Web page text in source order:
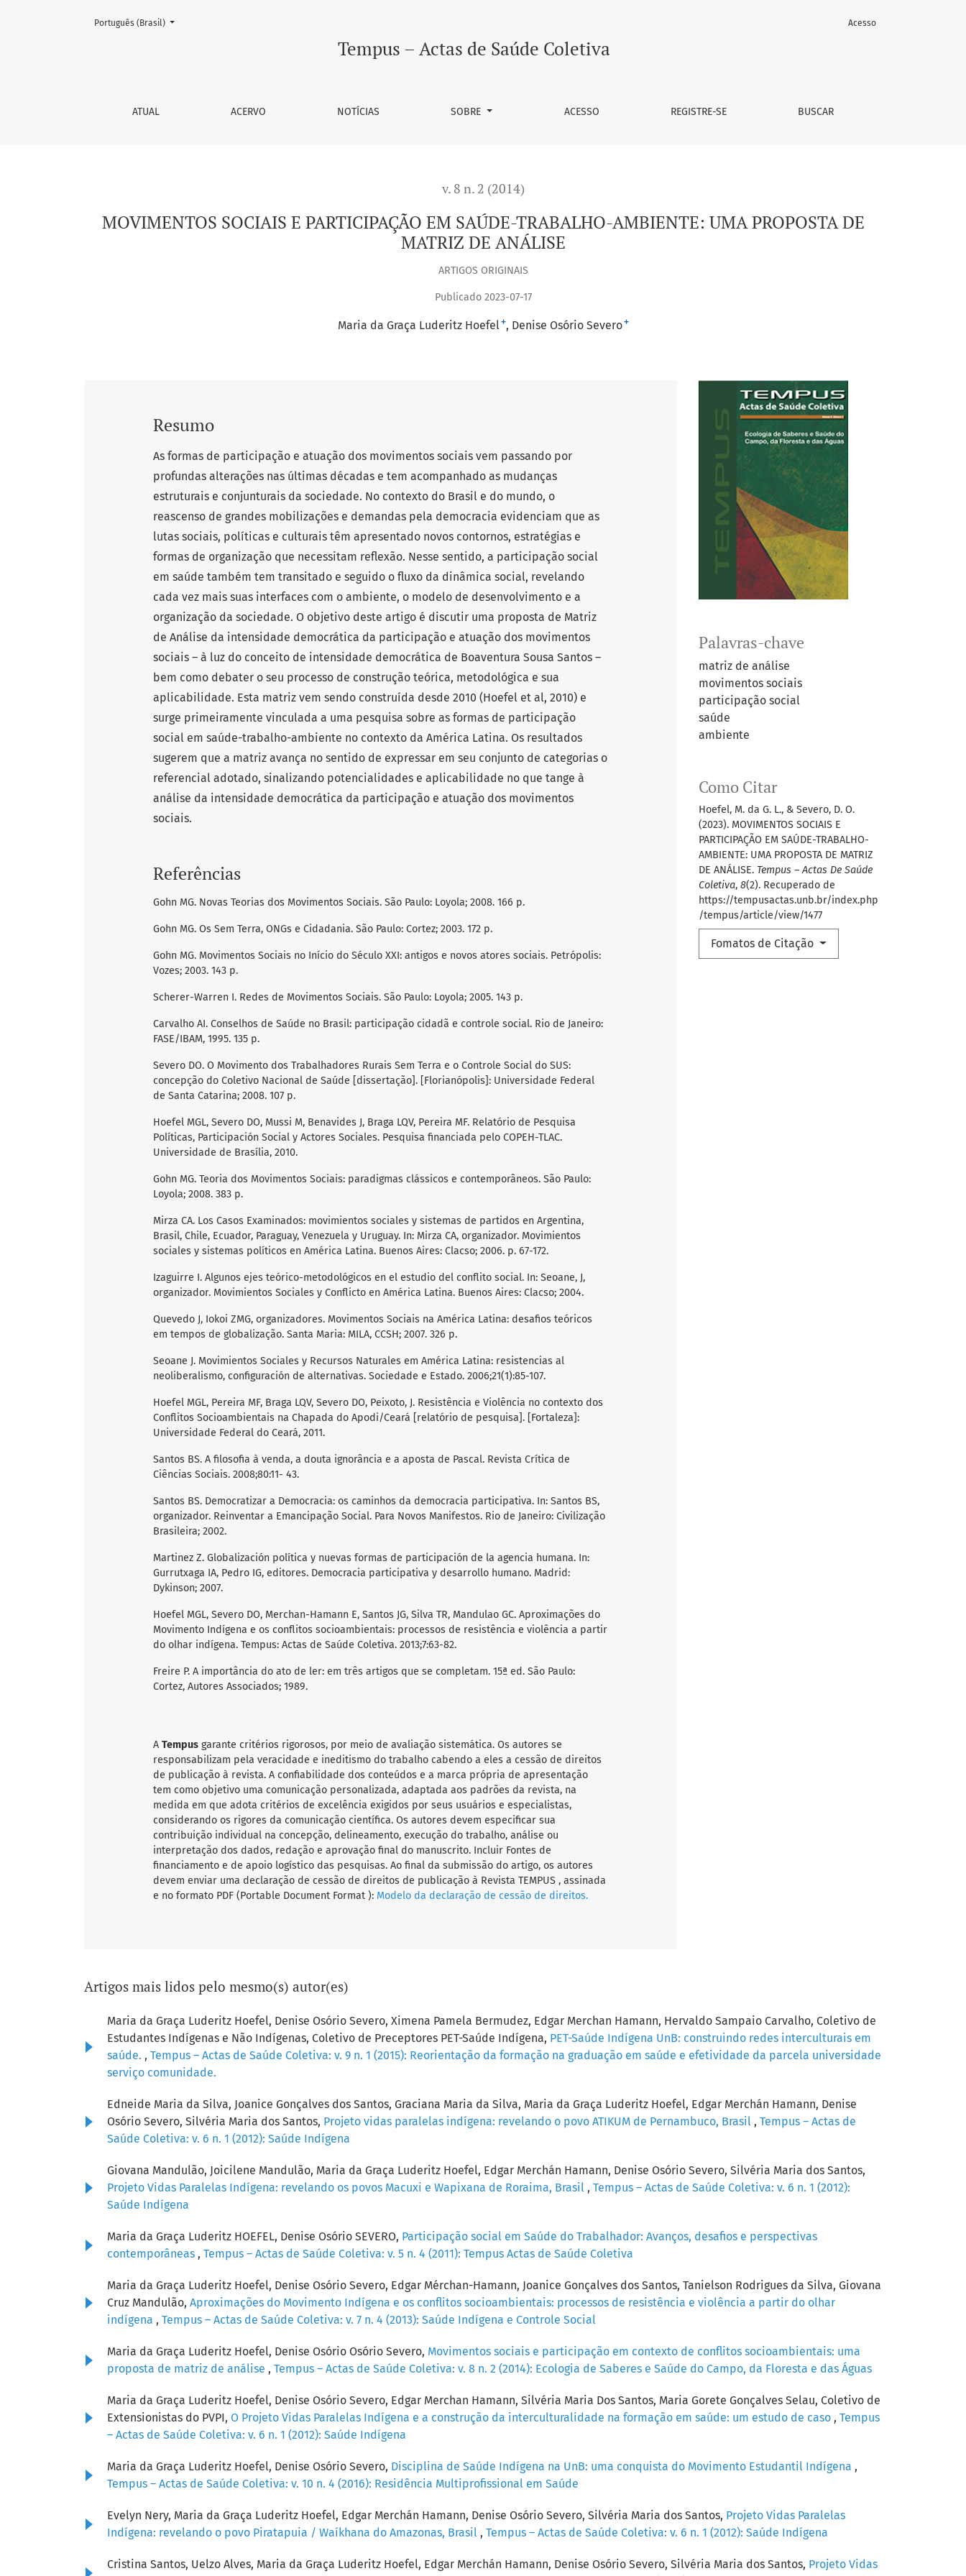
MOVIMENTOS SOCIAIS E PARTICIPAÇÃO EM SAÚDE-TRABALHO-AMBIENTE: UMA PROPOSTA DE MATRIZ DE ANÁLISE
Tempus – Actas de Saúde Coletiva
ATUAL ACERVO NOTÍCIAS SOBRE ACESSO REGISTRE-SE BUSCAR
Acesso
Mudar o idioma. O atual é:
Português (Brasil)
v. 8 n. 2 (2014)
MOVIMENTOS SOCIAIS E PARTICIPAÇÃO EM SAÚDE-TRABALHO-AMBIENTE: UMA PROPOSTA DE
MATRIZ DE ANÁLISE
ARTIGOS ORIGINAIS
Publicado 2023-07-17
Maria da Graça Luderitz Hoefel+ Denise Osório Severo+
Palavras-chave
matriz de análise
movimentos sociais
participação social
saúde
ambiente
Como Citar
Hoefel, M. da G. L., & Severo, D. O.
(2023). MOVIMENTOS SOCIAIS E
PARTICIPAÇÃO EM SAÚDE-TRABALHO-
AMBIENTE: UMA PROPOSTA DE MATRIZ
DE ANÁLISE. Tempus – Actas De Saúde
Coletiva, 8(2). Recuperado de
https://tempusactas.unb.br/index.php
/tempus/article/view/1477
Fomatos de Citação
Resumo
As formas de participação e atuação dos movimentos sociais vem passando por
profundas alterações nas últimas décadas e tem acompanhado as mudanças
estruturais e conjunturais da sociedade. No contexto do Brasil e do mundo, o
reascenso de grandes mobilizações e demandas pela democracia evidenciam que as
lutas sociais, políticas e culturais têm apresentado novos contornos, estratégias e
formas de organização que necessitam reflexão. Nesse sentido, a participação social
em saúde também tem transitado e seguido o fluxo da dinâmica social, revelando
cada vez mais suas interfaces com o ambiente, o modelo de desenvolvimento e a
organização da sociedade. O objetivo deste artigo é discutir uma proposta de Matriz
de Análise da intensidade democrática da participação e atuação dos movimentos
sociais – à luz do conceito de intensidade democrática de Boaventura Sousa Santos –
bem como debater o seu processo de construção teórica, metodológica e sua
aplicabilidade. Esta matriz vem sendo construída desde 2010 (Hoefel et al, 2010) e
surge primeiramente vinculada a uma pesquisa sobre as formas de participação
social em saúde-trabalho-ambiente no contexto da América Latina. Os resultados
sugerem que a matriz avança no sentido de expressar em seu conjunto de categorias o
referencial adotado, sinalizando potencialidades e aplicabilidade no que tange à
análise da intensidade democrática da participação e atuação dos movimentos
sociais.
Referências
Gohn MG. Novas Teorias dos Movimentos Sociais. São Paulo: Loyola; 2008. 166 p.
Gohn MG. Os Sem Terra, ONGs e Cidadania. São Paulo: Cortez; 2003. 172 p.
Gohn MG. Movimentos Sociais no Início do Século XXI: antigos e novos atores sociais. Petrópolis:
Vozes; 2003. 143 p.
Scherer-Warren I. Redes de Movimentos Sociais. São Paulo: Loyola; 2005. 143 p.
Carvalho AI. Conselhos de Saúde no Brasil: participação cidadã e controle social. Rio de Janeiro:
FASE/IBAM, 1995. 135 p.
Severo DO. O Movimento dos Trabalhadores Rurais Sem Terra e o Controle Social do SUS:
concepção do Coletivo Nacional de Saúde [dissertação]. [Florianópolis]: Universidade Federal
de Santa Catarina; 2008. 107 p.
Hoefel MGL, Severo DO, Mussi M, Benavides J, Braga LQV, Pereira MF. Relatório de Pesquisa
Políticas, Participación Social y Actores Sociales. Pesquisa financiada pelo COPEH-TLAC.
Universidade de Brasília, 2010.
Gohn MG. Teoria dos Movimentos Sociais: paradigmas clássicos e contemporâneos. São Paulo:
Loyola; 2008. 383 p.
Mirza CA. Los Casos Examinados: movimientos sociales y sistemas de partidos en Argentina,
Brasil, Chile, Ecuador, Paraguay, Venezuela y Uruguay. In: Mirza CA, organizador. Movimientos
sociales y sistemas políticos en América Latina. Buenos Aires: Clacso; 2006. p. 67-172.
Izaguirre I. Algunos ejes teórico-metodológicos en el estudio del conflito social. In: Seoane, J,
organizador. Movimientos Sociales y Conflicto en América Latina. Buenos Aires: Clacso; 2004.
Quevedo J, Iokoi ZMG, organizadores. Movimentos Sociais na América Latina: desafios teóricos
em tempos de globalização. Santa Maria: MILA, CCSH; 2007. 326 p.
Seoane J. Movimientos Sociales y Recursos Naturales em América Latina: resistencias al
neoliberalismo, configuración de alternativas. Sociedade e Estado. 2006;21(1):85-107.
Hoefel MGL, Pereira MF, Braga LQV, Severo DO, Peixoto, J. Resistência e Violência no contexto dos
Conflitos Socioambientais na Chapada do Apodi/Ceará [relatório de pesquisa]. [Fortaleza]:
Universidade Federal do Ceará, 2011.
Santos BS. A filosofia à venda, a douta ignorância e a aposta de Pascal. Revista Crítica de
Ciências Sociais. 2008;80:11- 43.
Santos BS. Democratizar a Democracia: os caminhos da democracia participativa. In: Santos BS,
organizador. Reinventar a Emancipação Social. Para Novos Manifestos. Rio de Janeiro: Civilização
Brasileira; 2002.
Martinez Z. Globalización política y nuevas formas de participación de la agencia humana. In:
Gurrutxaga IA, Pedro IG, editores. Democracia participativa y desarrollo humano. Madrid:
Dykinson; 2007.
Hoefel MGL, Severo DO, Merchan-Hamann E, Santos JG, Silva TR, Mandulao GC. Aproximações do
Movimento Indígena e os conflitos socioambientais: processos de resistência e violência a partir
do olhar indígena. Tempus: Actas de Saúde Coletiva. 2013;7:63-82.
Freire P. A importância do ato de ler: em três artigos que se completam. 15ª ed. São Paulo:
Cortez, Autores Associados; 1989.
A Tempus garante critérios rigorosos, por meio de avaliação sistemática. Os autores se
responsabilizam pela veracidade e ineditismo do trabalho cabendo a eles a cessão de direitos
de publicação à revista. A confiabilidade dos conteúdos e a marca própria de apresentação
tem como objetivo uma comunicação personalizada, adaptada aos padrões da revista, na
medida em que adota critérios de excelência exigidos por seus usuários e especialistas,
considerando os rigores da comunicação científica. Os autores devem especificar sua
contribuição individual na concepção, delineamento, execução do trabalho, análise ou
interpretação dos dados, redação e aprovação final do manuscrito. Incluir Fontes de
financiamento e de apoio logístico das pesquisas. Ao final da submissão do artigo, os autores
devem enviar uma declaração de cessão de direitos de publicação à Revista TEMPUS , assinada
e no formato PDF (Portable Document Format ): Modelo da declaração de cessão de direitos.
Artigos mais lidos pelo mesmo(s) autor(es)
Maria da Graça Luderitz Hoefel, Denise Osório Severo, Ximena Pamela Bermudez, Edgar Merchan Hamann, Hervaldo Sampaio Carvalho, Coletivo de
Estudantes Indígenas e Não Indígenas, Coletivo de Preceptores PET-Saúde Indígena, PET-Saúde Indígena UnB: construindo redes interculturais em
saúde. , Tempus – Actas de Saúde Coletiva: v. 9 n. 1 (2015): Reorientação da formação na graduação em saúde e efetividade da parcela universidade
serviço comunidade.
Edneide Maria da Silva, Joanice Gonçalves dos Santos, Graciana Maria da Silva, Maria da Graça Luderitz Hoefel, Edgar Merchán Hamann, Denise
Osório Severo, Silvéria Maria dos Santos, Projeto vidas paralelas indígena: revelando o povo ATIKUM de Pernambuco, Brasil , Tempus – Actas de
Saúde Coletiva: v. 6 n. 1 (2012): Saúde Indígena
Giovana Mandulão, Joicilene Mandulão, Maria da Graça Luderitz Hoefel, Edgar Merchán Hamann, Denise Osório Severo, Silvéria Maria dos Santos,
Projeto Vidas Paralelas Indígena: revelando os povos Macuxi e Wapixana de Roraima, Brasil , Tempus – Actas de Saúde Coletiva: v. 6 n. 1 (2012):
Saúde Indígena
Maria da Graça Luderitz HOEFEL, Denise Osório SEVERO, Participação social em Saúde do Trabalhador: Avanços, desafios e perspectivas
contemporâneas , Tempus – Actas de Saúde Coletiva: v. 5 n. 4 (2011): Tempus Actas de Saúde Coletiva
Maria da Graça Luderitz Hoefel, Denise Osório Severo, Edgar Mérchan-Hamann, Joanice Gonçalves dos Santos, Tanielson Rodrigues da Silva, Giovana
Cruz Mandulão, Aproximações do Movimento Indígena e os conflitos socioambientais: processos de resistência e violência a partir do olhar
indígena , Tempus – Actas de Saúde Coletiva: v. 7 n. 4 (2013): Saúde Indígena e Controle Social
Maria da Graça Luderitz Hoefel, Denise Osório Osório Severo, Movimentos sociais e participação em contexto de conflitos socioambientais: uma
proposta de matriz de análise , Tempus – Actas de Saúde Coletiva: v. 8 n. 2 (2014): Ecologia de Saberes e Saúde do Campo, da Floresta e das Águas
Maria da Graça Luderitz Hoefel, Denise Osório Severo, Edgar Merchan Hamann, Silvéria Maria Dos Santos, Maria Gorete Gonçalves Selau, Coletivo de
Extensionistas do PVPI, O Projeto Vidas Paralelas Indígena e a construção da interculturalidade na formação em saúde: um estudo de caso , Tempus
– Actas de Saúde Coletiva: v. 6 n. 1 (2012): Saúde Indígena
Maria da Graça Luderitz Hoefel, Denise Osório Severo, Disciplina de Saúde Indígena na UnB: uma conquista do Movimento Estudantil Indígena ,
Tempus – Actas de Saúde Coletiva: v. 10 n. 4 (2016): Residência Multiprofissional em Saúde
Evelyn Nery, Maria da Graça Luderitz Hoefel, Edgar Merchán Hamann, Denise Osório Severo, Silvéria Maria dos Santos, Projeto Vidas Paralelas
Indígena: revelando o povo Piratapuia / Waíkhana do Amazonas, Brasil , Tempus – Actas de Saúde Coletiva: v. 6 n. 1 (2012): Saúde Indígena
Cristina Santos, Uelzo Alves, Maria da Graça Luderitz Hoefel, Edgar Merchán Hamann, Denise Osório Severo, Silvéria Maria dos Santos, Projeto Vidas